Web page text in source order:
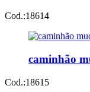
Cod.:18614
caminhão
Cod.:18615